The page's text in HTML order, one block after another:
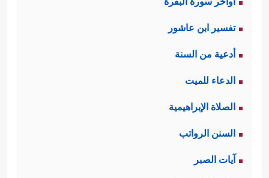
تفسير ابن عاشور
أدعية من السنة
الدعاء للميت
الصلاة الإبراهيمية
السنن الرواتب
آيات الصبر